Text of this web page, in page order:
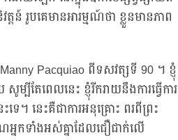
ន៍ រូបគេមានអារម្មណ៍ថា ខ្លួនមានភាព
Pacquiao ពីទសវត្សទី 90 ។ ខ្ញុំ
តែពេលនេះ ខ្ញុំរីករាយនឹងការធ្វើការ
។ នេះគឺជាការអនុគ្រោះ ពរពីព្រះ
នកទាំងអស់គ្នាដែលជឿជាក់លើ